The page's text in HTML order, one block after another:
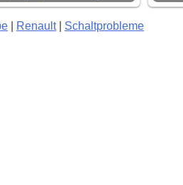
Renault| Schaltprobleme